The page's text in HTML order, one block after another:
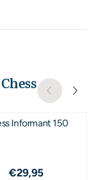
Chess
Informant 150
Prijs: 29,95
€29,95